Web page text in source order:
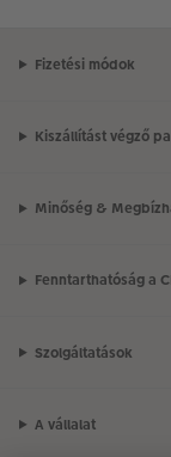
Fizetési módok
Kiszállítást végző
Minőség &
Fenntarthatóság a
Szolgáltatások
A vállalat